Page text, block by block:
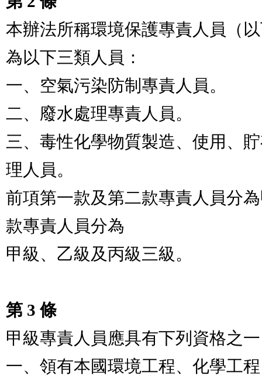
本辦法所稱環境保護專責人員（
為以下三類人員：
一、空氣污染防制專責人員。
二、廢水處理專責人員。
三、毒性化學物質製造、使用、
理人員。
前項第一款及第二款專責人員分
款專責人員分為
甲級、乙級及丙級三級。
第 3 條
甲級專責人員應具有下列資格之
一、領有本國環境工程、化學工